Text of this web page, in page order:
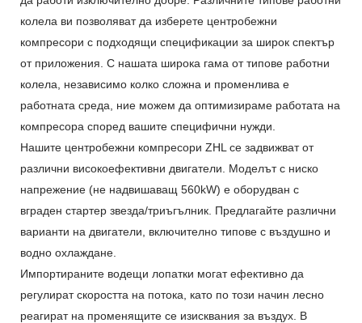
колела ви позволяват да изберете центробежни
компресори с подходящи спецификации за широк спектър
от приложения. С нашата широка гама от типове работни
колела, независимо колко сложна и променлива е
работната среда, ние можем да оптимизираме работата на
компресора според вашите специфични нужди.
Нашите центробежни компресори ZHL се задвижват от
различни високоефективни двигатели. Моделът с ниско
напрежение (не надвишаващ 560kW) е оборудван с
вграден стартер звезда/триъгълник. Предлагайте различни
варианти на двигатели, включително типове с въздушно и
водно охлаждане.
Импортираните водещи лопатки могат ефективно да
регулират скоростта на потока, като по този начин лесно
реагират на променящите се изисквания за въздух. В